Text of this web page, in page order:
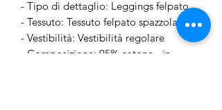
- Tipo di dettaglio: Leggings felpato
- Tessuto: Tessuto felpato spazzolato
- Vestibilità: Vestibilità regolare
- Composizione: 95% cotone - in